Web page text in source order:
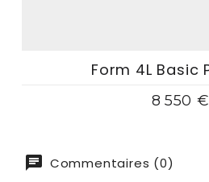
Form 4L Basic
8 550 €
Commentaires (0)